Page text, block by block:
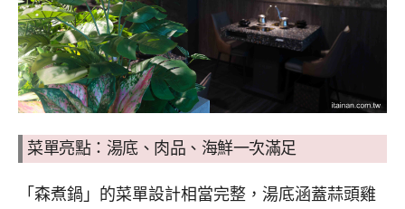
菜單亮點：湯底、肉品、海鮮一次滿足
「森煮鍋」的菜單設計相當完整，湯底涵蓋蒜頭雞